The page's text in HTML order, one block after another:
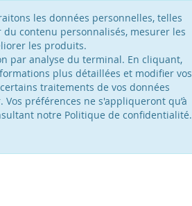
les données personnelles, telles
contenu personnalisés, mesurer les
les produits.
par analyse du terminal. En cliquant,
plus détaillées et modifier vos
traitements de vos données
préférences ne s'appliqueront qu’à
notre Politique de confidentialité.